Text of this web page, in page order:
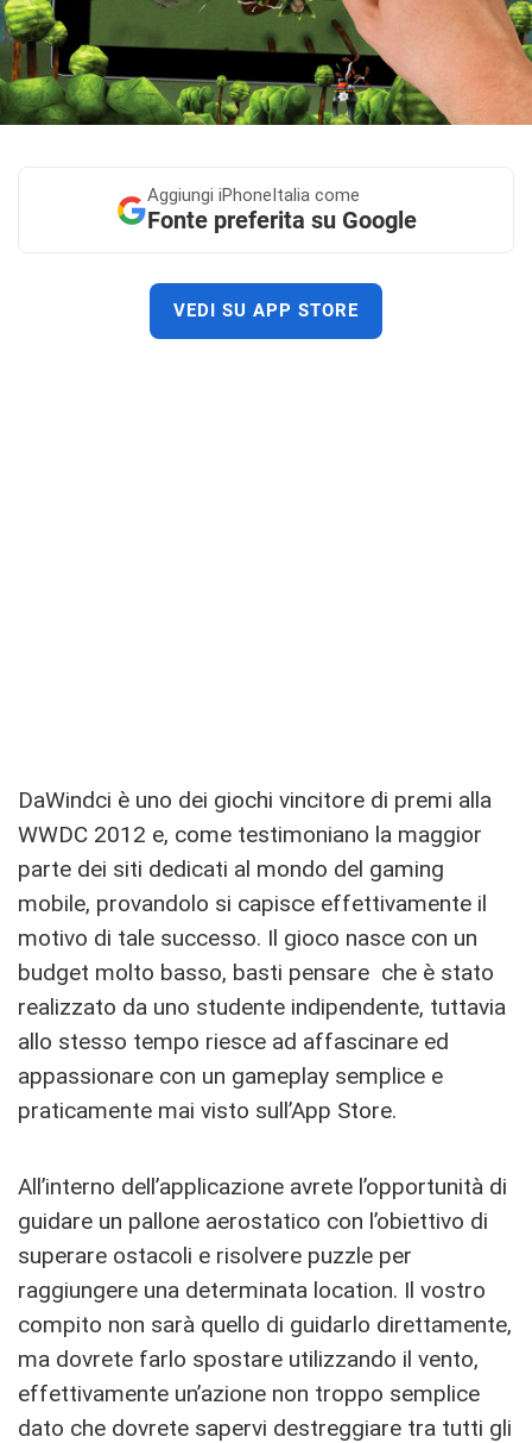
Aggiungi iPhoneItalia come
Fonte preferita su Google
VEDI SU APP STORE
DaWindci è uno dei giochi vincitore di premi alla
WWDC 2012 e, come testimoniano la maggior
parte dei siti dedicati al mondo del gaming
mobile, provandolo si capisce effettivamente il
motivo di tale successo. Il gioco nasce con un
budget molto basso, basti pensare che è stato
realizzato da uno studente indipendente, tuttavia
allo stesso tempo riesce ad affascinare ed
appassionare con un gameplay semplice e
praticamente mai visto sull’App Store.
All’interno dell’applicazione avrete l’opportunità di
guidare un pallone aerostatico con l’obiettivo di
superare ostacoli e risolvere puzzle per
raggiungere una determinata location. Il vostro
compito non sarà quello di guidarlo direttamente,
ma dovrete farlo spostare utilizzando il vento,
effettivamente un’azione non troppo semplice
dato che dovrete sapervi destreggiare tra tutti gli